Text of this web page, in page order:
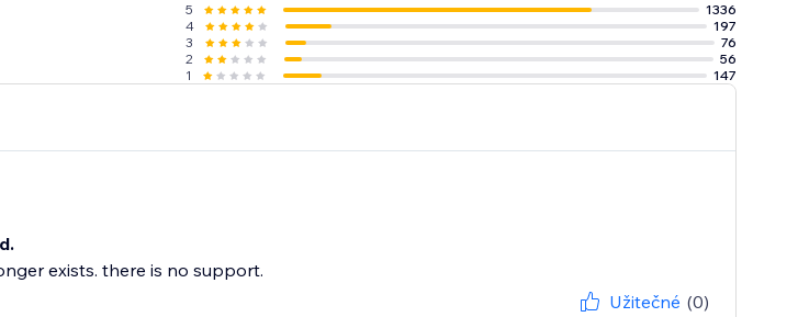
5
1336
4
197
3
76
2
56
1
147
exists. there is no support.
Užitečné (0)